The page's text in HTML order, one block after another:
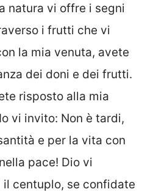
natura vi offre i segni
i frutti che vi
la mia venuta, avete
dei doni e dei frutti.
risposto alla mia
vi invito: Non è tardi,
e per la vita con
pace! Dio vi
il centuplo, se confidate